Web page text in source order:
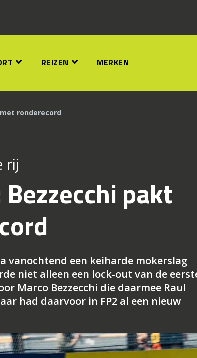
REIZEN MERKEN
ronderecord
rij
pakt
vanochtend een keiharde mokerslag
niet alleen een lock-out van de
Marco Bezzecchi die daarmee Raul
had daarvoor in FP2 al een nieuw